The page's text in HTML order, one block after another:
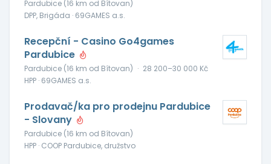
Pardubice (16 km od Bítovan)
DPP, Brigáda · 69GAMES a.s.
Recepční - Casino Go4games
Pardubice
Pardubice (16 km od Bítovan) · 28 200–30 000 Kč
HPP · 69GAMES a.s.
Prodavač/ka pro prodejnu Pardubice
- Slovany
Pardubice (16 km od Bítovan)
HPP · COOP Pardubice, družstvo